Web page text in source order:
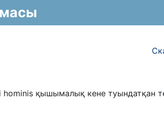
hominis қышымалық кене туындатқан